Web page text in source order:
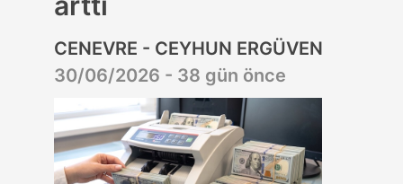
CENEVRE - CEYHUN ERGÜVEN
30/06/2026 - 38 gün önce